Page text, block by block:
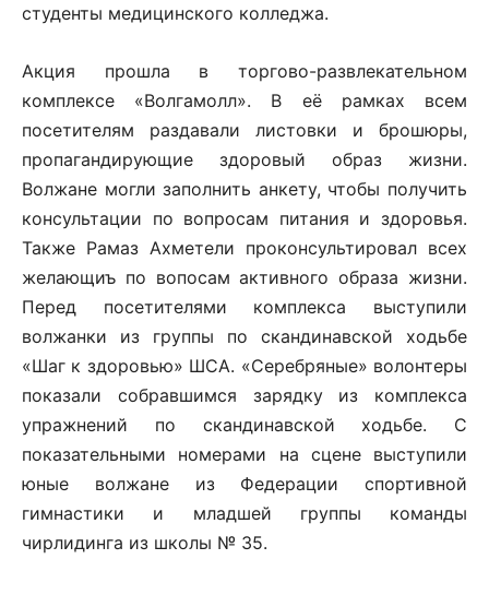
студенты медицинского колледжа.
Акция прошла в торгово-развлекательном
комплексе «Волгамолл». В её рамках всем
посетителям раздавали листовки и брошюры,
пропагандирующие здоровый образ жизни.
Волжане могли заполнить анкету, чтобы получить
консультации по вопросам питания и здоровья.
Также Рамаз Ахметели проконсультировал всех
желающиъ по вопосам активного образа жизни.
Перед посетителями комплекса выступили
волжанки из группы по скандинавской ходьбе
«Шаг к здоровью» ШСА. «Серебряные» волонтеры
показали собравшимся зарядку из комплекса
упражнений по скандинавской ходьбе. С
показательными номерами на сцене выступили
юные волжане из Федерации спортивной
гимнастики и младшей группы команды
чирлидинга из школы № 35.